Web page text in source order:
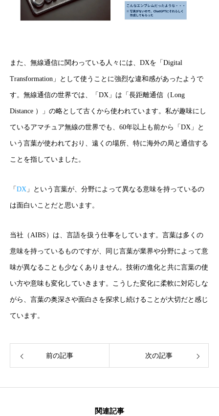
また、無線通信に関わっている人々には、DXを「Digital
Transformation」として使うことに強烈な違和感があったようで
す。無線通信の世界では、「DX」は「長距離通信（Long
Distance ）」の略として古くから使われています。私が趣味にし
ているアマチュア無線の世界でも、60年以上も前から「DX」と
いう言葉が使われており、遠くの場所、特に海外の局と通信する
ことを指していました。
「 DX 」という言葉が、分野によって異なる意味を持っているの
は面白いことだと思います。
当社（AIBS）は、言語を扱う仕事をしています。言葉は多くの
意味を持っているものですが、同じ言葉が業界や分野によって意
味が異なることも少なくありません。技術の進化と共に言葉の使
い方や意味も変化していきます。こうした変化に柔軟に対応しな
がら、言葉の奥深さや面白さを探求し続けることが大切だと感じ
ています。
前の記事 次の記事
関連記事